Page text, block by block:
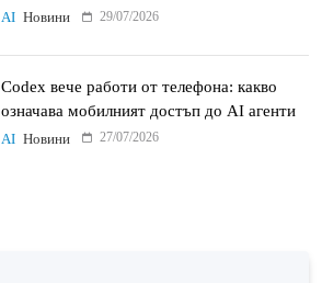
и Project Perception
AI Новини 29/07/2026
Codex вече работи от телефона: какво
означава мобилният достъп до AI агенти
AI Новини 27/07/2026